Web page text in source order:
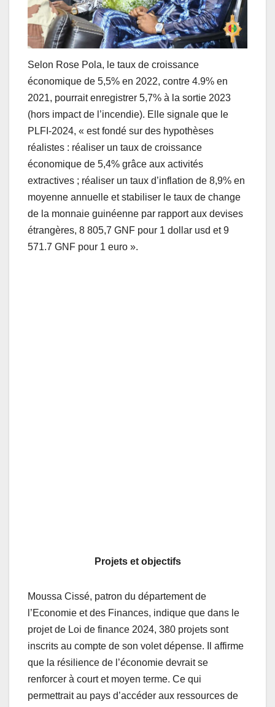
Selon Rose Pola, le taux de croissance
économique de 5,5% en 2022, contre 4.9% en
2021, pourrait enregistrer 5,7% à la sortie 2023
(hors impact de l’incendie). Elle signale que le
PLFI-2024, « est fondé sur des hypothèses
réalistes : réaliser un taux de croissance
économique de 5,4% grâce aux activités
extractives ; réaliser un taux d’inflation de 8,9% en
moyenne annuelle et stabiliser le taux de change
de la monnaie guinéenne par rapport aux devises
étrangères, 8 805,7 GNF pour 1 dollar usd et 9
571.7 GNF pour 1 euro ».
Projets et objectifs
Moussa Cissé, patron du département de
l’Economie et des Finances, indique que dans le
projet de Loi de finance 2024, 380 projets sont
inscrits au compte de son volet dépense. Il affirme
que la résilience de l’économie devrait se
renforcer à court et moyen terme. Ce qui
permettrait au pays d’accéder aux ressources de